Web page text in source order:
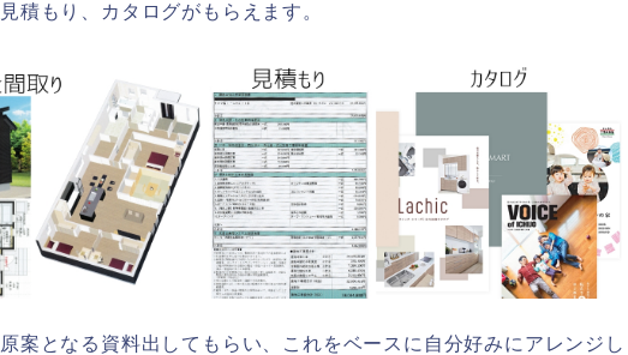
積もり、カタログがもらえます。
案となる資料出してもらい、これをベースに自分好みにアレンジし